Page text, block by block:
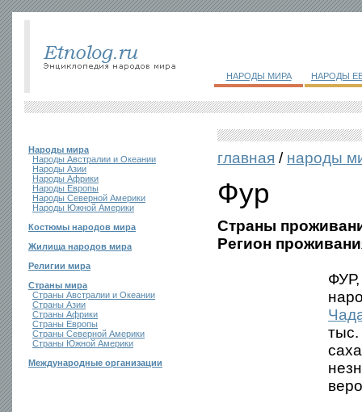
НАРОДЫ МИРА НАРОДЫ
Народы мира
Народы Австралии и Океании
Народы Азии
Народы Африки
Народы Европы
Народы Северной Америки
Народы Южной Америки
Костюмы народов мира
Жилища народов мира
Религии мира
Страны мира
Страны Австралии и Океании
Страны Азии
Страны Африки
Страны Европы
Страны Северной Америки
Страны Южной Америки
Международные организации
главная / народы
Фур
Страны
Регион
тыс.